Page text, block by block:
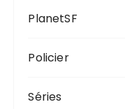
PlanetSF
Policier
Séries